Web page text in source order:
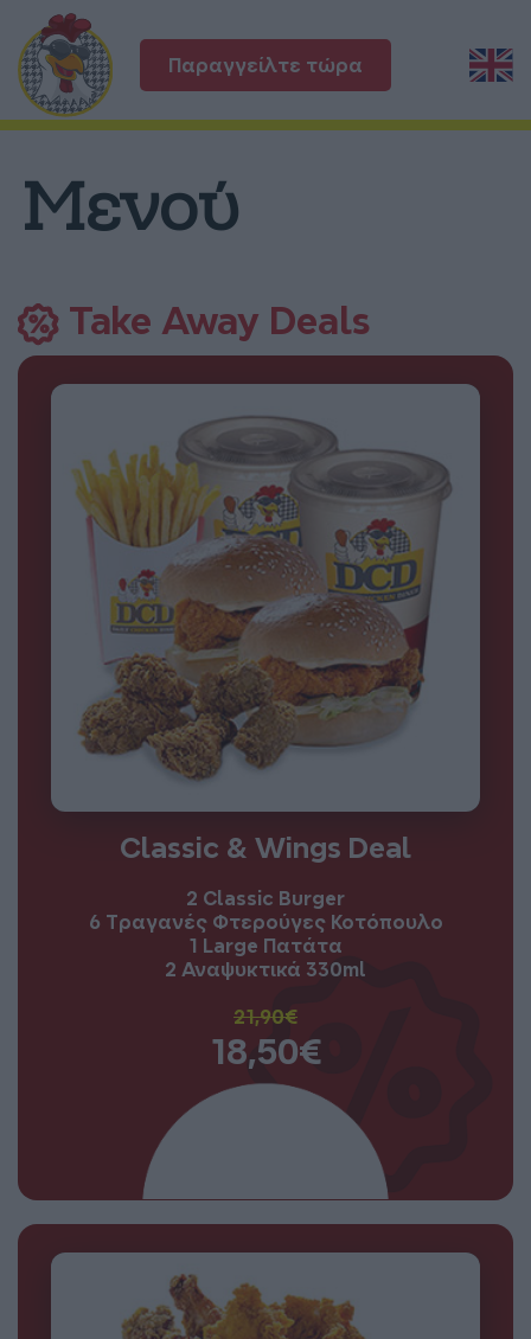
Παραγγείλτε τώρα
Μενού
Take Away Deals
Classic & Wings Deal
2 Classic Burger
6 Τραγανές Φτερούγες Κοτόπουλο
1 Large Πατάτα
2 Αναψυκτικά 330ml
21,90€
18,50€